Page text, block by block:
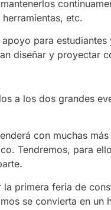
etc.
para
diseñar y proyectar
a los dos grandes
con muchas
Tendremos, para
primera feria de
se convierta en un